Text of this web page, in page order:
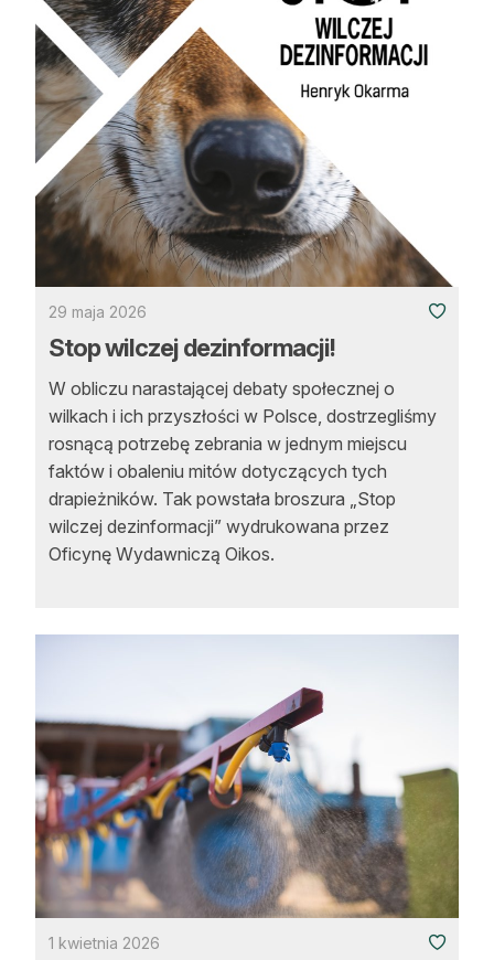
29 maja 2026
Stop wilczej dezinformacji!
W obliczu narastającej debaty społecznej o
wilkach i ich przyszłości w Polsce, dostrzegliśmy
rosnącą potrzebę zebrania w jednym miejscu
faktów i obaleniu mitów dotyczących tych
drapieżników. Tak powstała broszura „Stop
wilczej dezinformacji” wydrukowana przez
Oficynę Wydawniczą Oikos.
1 kwietnia 2026